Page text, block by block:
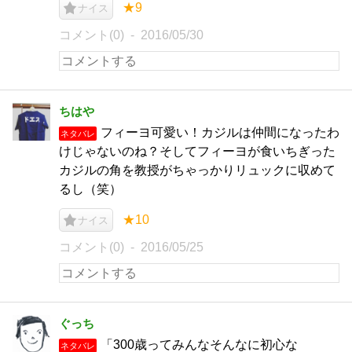
ナイス ★9
コメント(0) 2016/05/30
ちはや
ネタバレ
フィーヨ可愛い！カジルは仲間になったわ
けじゃないのね？そしてフィーヨが食いちぎった
カジルの角を教授がちゃっかりリュックに収めて
るし（笑）
ナイス ★10
コメント(0) 2016/05/25
ぐっち
ネタバレ
「300歳ってみんなそんなに初心な